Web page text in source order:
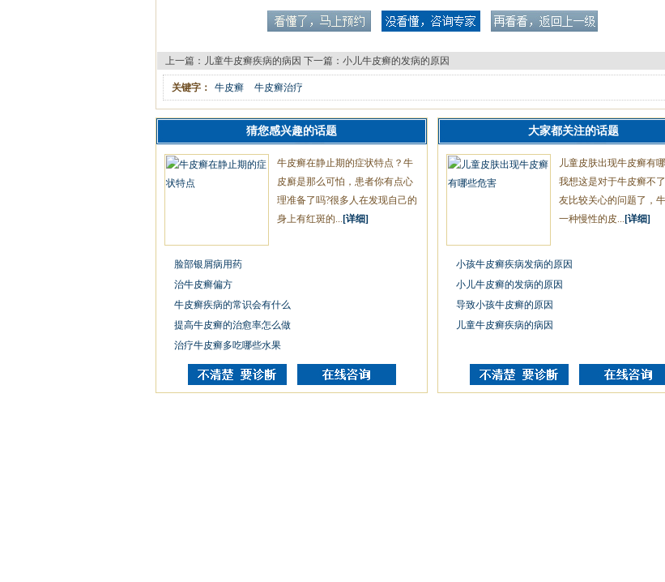
上一篇： 儿童牛皮癣疾病的病因 下一篇： 小儿牛皮癣的发病的原因
关键字： 牛皮癣 牛皮癣治疗
猜您感兴趣的话题
牛皮癣在静止期的症状特点？牛
皮廯是那么可怕，患者你有点心
理准备了吗?很多人在发现自己的
身上有红斑的... [详细]
脸部银屑病用药
治牛皮癣偏方
牛皮癣疾病的常识会有什么
提高牛皮癣的治愈率怎么做
治疗牛皮癣多吃哪些水果
大家都关注的话题
儿童皮肤出现牛皮癣有
我想这是对于牛皮癣不
友比较关心的问题了，
一种慢性的皮... [详细]
小孩牛皮癣疾病发病的原因
小儿牛皮癣的发病的原因
导致小孩牛皮癣的原因
儿童牛皮癣疾病的病因